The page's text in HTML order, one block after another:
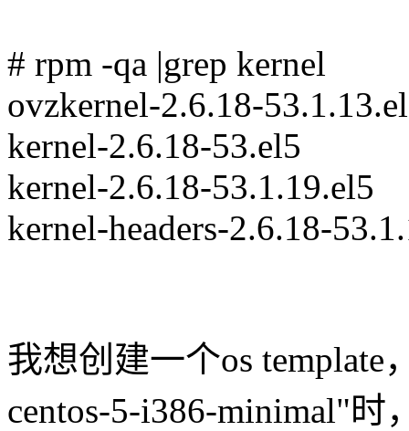
# rpm -qa |grep kernel
ovzkernel-2.6.18-
kernel-2.6.18-53.el5
kernel-2.6.18-53.1.19.el5
kernel-headers-2.6.18-
我想创建一个os template
centos-5-i386-minimal"